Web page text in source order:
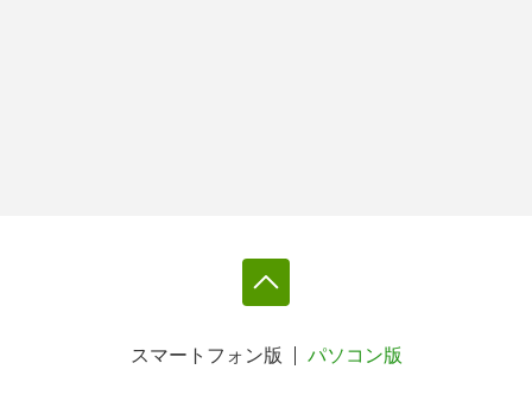
スマートフォン版 パソコン版